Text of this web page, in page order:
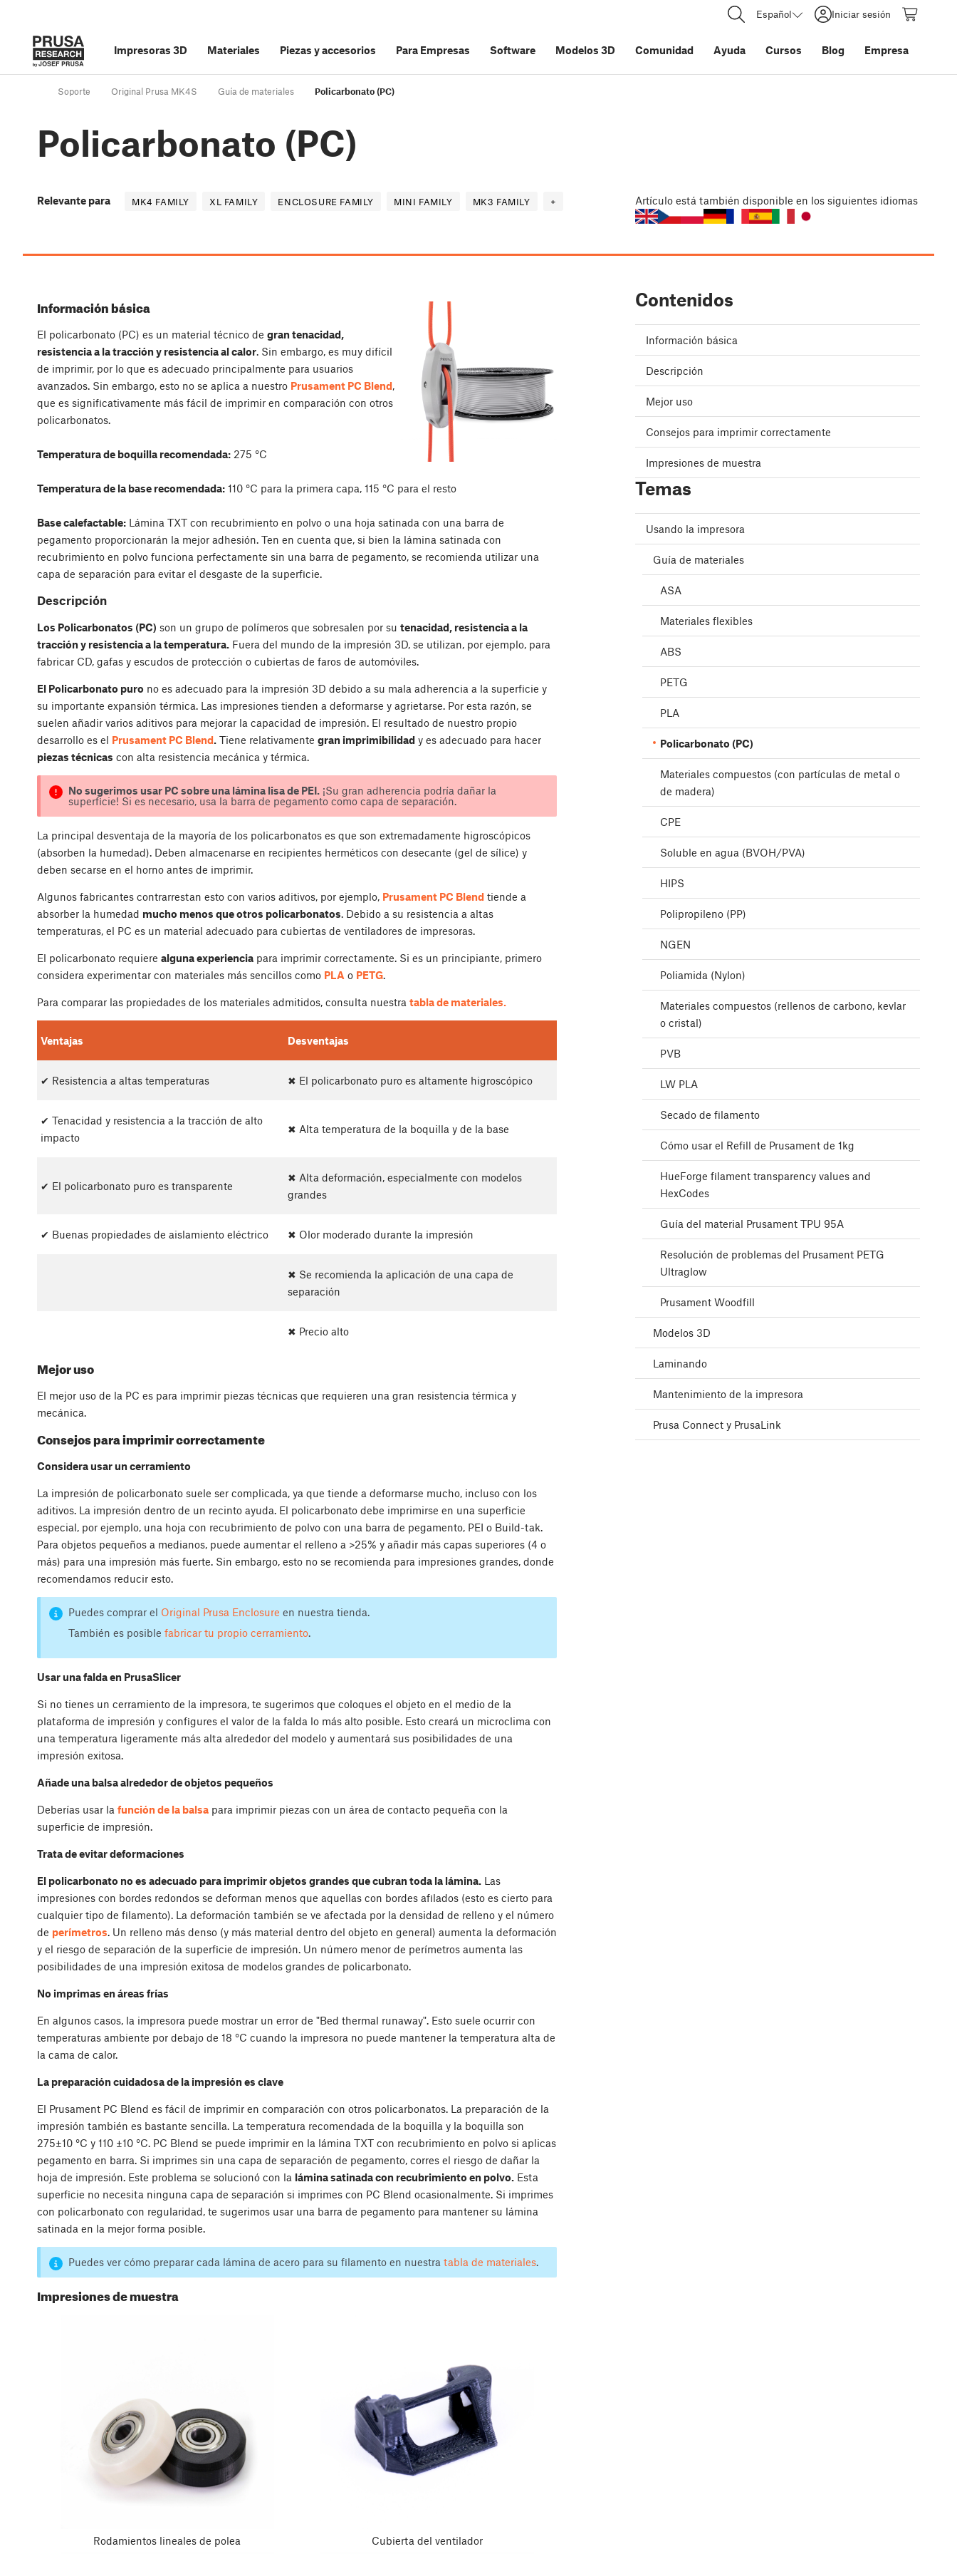
Español Iniciar sesión
Impresoras 3D Materiales Piezas y accesorios Para Empresas Software Modelos 3D Comunidad Ayuda Cursos Blog Empresa
Soporte Original Prusa MK4S Guía de materiales Policarbonato (PC)
Policarbonato (PC)
Relevante para MK4 FAMILY XL FAMILY ENCLOSURE FAMILY MINI FAMILY MK3 FAMILY + Artículo está también disponible en los siguientes idiomas
Información básica
El policarbonato (PC) es un material técnico de gran tenacidad,
resistencia a la tracción y resistencia al calor. Sin embargo, es muy difícil
de imprimir, por lo que es adecuado principalmente para usuarios
avanzados. Sin embargo, esto no se aplica a nuestro Prusament PC Blend,
que es significativamente más fácil de imprimir en comparación con otros
policarbonatos.
Temperatura de boquilla recomendada: 275 °C
Temperatura de la base recomendada: 110 °C para la primera capa, 115 °C para el resto
Base calefactable: Lámina TXT con recubrimiento en polvo o una hoja satinada con una barra de
pegamento proporcionarán la mejor adhesión. Ten en cuenta que, si bien la lámina satinada con
recubrimiento en polvo funciona perfectamente sin una barra de pegamento, se recomienda utilizar una
capa de separación para evitar el desgaste de la superficie.
Descripción
Los Policarbonatos (PC) son un grupo de polímeros que sobresalen por su tenacidad, resistencia a la
tracción y resistencia a la temperatura. Fuera del mundo de la impresión 3D, se utilizan, por ejemplo, para
fabricar CD, gafas y escudos de protección o cubiertas de faros de automóviles.
El Policarbonato puro no es adecuado para la impresión 3D debido a su mala adherencia a la superficie y
su importante expansión térmica. Las impresiones tienden a deformarse y agrietarse. Por esta razón, se
suelen añadir varios aditivos para mejorar la capacidad de impresión. El resultado de nuestro propio
desarrollo es el Prusament PC Blend. Tiene relativamente gran imprimibilidad y es adecuado para hacer
piezas técnicas con alta resistencia mecánica y térmica.
No sugerimos usar PC sobre una lámina lisa de PEI.¡Su gran adherencia podría dañar la
superficie! Si es necesario, usa la barra de pegamento como capa de separación.
La principal desventaja de la mayoría de los policarbonatos es que son extremadamente higroscópicos
(absorben la humedad). Deben almacenarse en recipientes herméticos con desecante (gel de sílice) y
deben secarse en el horno antes de imprimir.
Algunos fabricantes contrarrestan esto con varios aditivos, por ejemplo, Prusament PC Blend tiende a
absorber la humedad mucho menos que otros policarbonatos. Debido a su resistencia a altas
temperaturas, el PC es un material adecuado para cubiertas de ventiladores de impresoras.
El policarbonato requiere alguna experiencia para imprimir correctamente. Si es un principiante, primero
considera experimentar con materiales más sencillos como PLA o PETG.
Para comparar las propiedades de los materiales admitidos, consulta nuestra tabla de materiales.
Ventajas Desventajas
✔ Resistencia a altas temperaturas ✖ El policarbonato puro es altamente higroscópico
✔ Tenacidad y resistencia a la tracción de alto
impacto
✖ Alta temperatura de la boquilla y de la base
✔ El policarbonato puro es transparente
✖ Alta deformación, especialmente con modelos
grandes
✔ Buenas propiedades de aislamiento eléctrico ✖ Olor moderado durante la impresión
✖ Se recomienda la aplicación de una capa de
separación
✖ Precio alto
Mejor uso
El mejor uso de la PC es para imprimir piezas técnicas que requieren una gran resistencia térmica y
mecánica.
Consejos para imprimir correctamente
Considera usar un cerramiento
La impresión de policarbonato suele ser complicada, ya que tiende a deformarse mucho, incluso con los
aditivos. La impresión dentro de un recinto ayuda. El policarbonato debe imprimirse en una superficie
especial, por ejemplo, una hoja con recubrimiento de polvo con una barra de pegamento, PEI o Build-tak.
Para objetos pequeños a medianos, puede aumentar el relleno a >25% y añadir más capas superiores (4 o
más) para una impresión más fuerte. Sin embargo, esto no se recomienda para impresiones grandes, donde
recomendamos reducir esto.
Puedes comprar el Original Prusa Enclosure en nuestra tienda.
También es posible fabricar tu propio cerramiento.
Usar una falda en PrusaSlicer
Si no tienes un cerramiento de la impresora, te sugerimos que coloques el objeto en el medio de la
plataforma de impresión y configures el valor de la falda lo más alto posible. Esto creará un microclima con
una temperatura ligeramente más alta alrededor del modelo y aumentará sus posibilidades de una
impresión exitosa.
Añade una balsa alrededor de objetos pequeños
Deberías usar la función de la balsa para imprimir piezas con un área de contacto pequeña con la
superficie de impresión.
Trata de evitar deformaciones
El policarbonato no es adecuado para imprimir objetos grandes que cubran toda la lámina. Las
impresiones con bordes redondos se deforman menos que aquellas con bordes afilados (esto es cierto para
cualquier tipo de filamento). La deformación también se ve afectada por la densidad de relleno y el número
de perímetros. Un relleno más denso (y más material dentro del objeto en general) aumenta la deformación
y el riesgo de separación de la superficie de impresión. Un número menor de perímetros aumenta las
posibilidades de una impresión exitosa de modelos grandes de policarbonato.
No imprimas en áreas frías
En algunos casos, la impresora puede mostrar un error de "Bed thermal runaway". Esto suele ocurrir con
temperaturas ambiente por debajo de 18 °C cuando la impresora no puede mantener la temperatura alta de
la cama de calor.
La preparación cuidadosa de la impresión es clave
El Prusament PC Blend es fácil de imprimir en comparación con otros policarbonatos. La preparación de la
impresión también es bastante sencilla. La temperatura recomendada de la boquilla y la boquilla son
275±10 °C y 110 ±10 °C. PC Blend se puede imprimir en la lámina TXT con recubrimiento en polvo si aplicas
pegamento en barra. Si imprimes sin una capa de separación de pegamento, corres el riesgo de dañar la
hoja de impresión. Este problema se solucionó con la lámina satinada con recubrimiento en polvo. Esta
superficie no necesita ninguna capa de separación si imprimes con PC Blend ocasionalmente. Si imprimes
con policarbonato con regularidad, te sugerimos usar una barra de pegamento para mantener su lámina
satinada en la mejor forma posible.
Puedes ver cómo preparar cada lámina de acero para su filamento en nuestra tabla de materiales.
Impresiones de muestra
Rodamientos lineales de polea Cubierta del ventilador
Contenidos
Información básica
Descripción
Mejor uso
Consejos para imprimir correctamente
Impresiones de muestra
Temas
Usando la impresora
Guía de materiales
ASA
Materiales flexibles
ABS
PETG
PLA
Policarbonato (PC)
Materiales compuestos (con partículas de metal o
de madera)
CPE
Soluble en agua (BVOH/PVA)
HIPS
Polipropileno (PP)
NGEN
Poliamida (Nylon)
Materiales compuestos (rellenos de carbono, kevlar
o cristal)
PVB
LW PLA
Secado de filamento
Cómo usar el Refill de Prusament de 1kg
HueForge filament transparency values and
HexCodes
Guía del material Prusament TPU 95A
Resolución de problemas del Prusament PETG
Ultraglow
Prusament Woodfill
Modelos 3D
Laminando
Mantenimiento de la impresora
Prusa Connect y PrusaLink